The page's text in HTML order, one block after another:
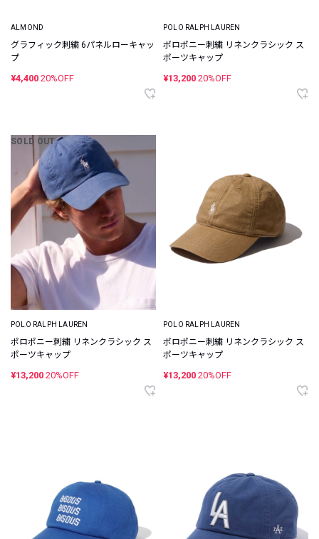
ALMOND
グラフィック刺繍 6パネルローキャッ
プ
¥4,400 20%OFF
POLO RALPH LAUREN
ポロポニー刺繍 リネンクラシック ス
ポーツキャップ
¥13,200 20%OFF
SOLD OUT
POLO RALPH LAUREN
ポロポニー刺繍 リネンクラシック ス
ポーツキャップ
¥13,200 20%OFF
POLO RALPH LAUREN
ポロポニー刺繍 リネンクラシック ス
ポーツキャップ
¥13,200 20%OFF